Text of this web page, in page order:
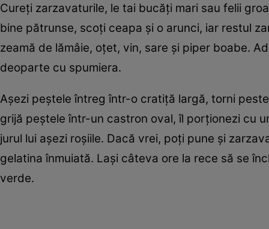
Cureţi zarzavaturile, le tai bucăţi mari sau felii
bine pătrunse, scoţi ceapa şi o arunci, iar restul
zeamă de lămâie, oţet, vin, sare şi piper boabe.
deoparte cu spumiera.
Aşezi peştele întreg într-o cratiţă largă, torni
grijă peştele într-un castron oval, îl porţionezi cu
jurul lui aşezi roşiile. Dacă vrei, poţi pune şi
gelatina înmuiată. Laşi câteva ore la rece să se
verde.